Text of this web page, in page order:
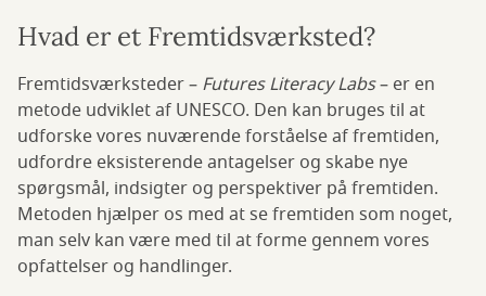
Hvad er et Fremtidsværksted?
Fremtidsværksteder – Futures Literacy Labs– er en
metode udviklet af UNESCO. Den kan bruges til at
udforske vores nuværende forståelse af fremtiden,
udfordre eksisterende antagelser og skabe nye
spørgsmål, indsigter og perspektiver på fremtiden.
Metoden hjælper os med at se fremtiden som noget,
man selv kan være med til at forme gennem vores
opfattelser og handlinger.